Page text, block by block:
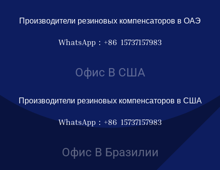
Производители резиновых компенсаторов в ОАЭ
WhatsApp：+86 15737157983
Офис В США
Производители резиновых компенсаторов в США
WhatsApp：+86 15737157983
Офис В Бразилии